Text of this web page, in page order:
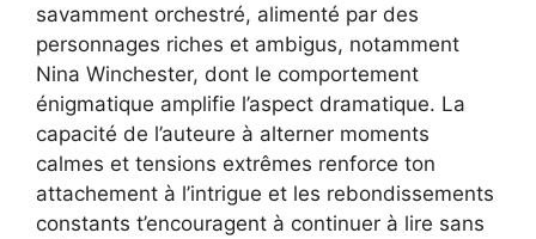
savamment orchestré, alimenté par des
personnages riches et ambigus, notamment
Nina Winchester, dont le comportement
énigmatique amplifie l’aspect dramatique. La
capacité de l’auteure à alterner moments
calmes et tensions extrêmes renforce ton
attachement à l’intrigue et les rebondissements
constants t’encouragent à continuer à lire sans